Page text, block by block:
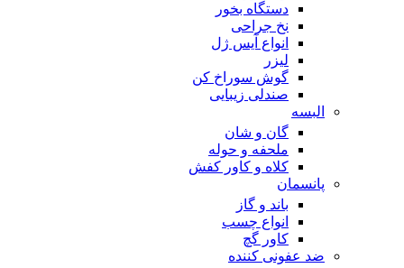
دستگاه بخور
نخ جراحی
انواع آیس ژل
لیزر
گوش سوراخ کن
صندلی زیبایی
البسه
گان و شان
ملحفه و حوله
کلاه و کاور کفش
پانسمان
باند و گاز
انواع چسب
کاور گچ
ضد عفونی کننده